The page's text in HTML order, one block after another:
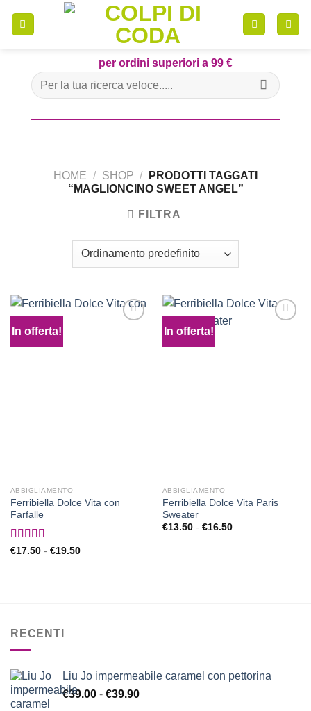
per ordini superiori a 99 €
Cerca:
HOME / SHOP /
PRODOTTI TAGGATI
“MAGLIONCINO SWEET ANGEL”
FILTRA
In offerta!
ABBIGLIAMENTO
Ferribiella Dolce Vita con
Farfalle
Valutato
€17.50 - €19.50Fascia
In offerta!
ABBIGLIAMENTO
Ferribiella Dolce Vita Paris
Sweater
€13.50 - €16.50Fascia
RECENTI
Liu Jo impermeabile caramel con pettorina
€39.00 - €39.90Fascia